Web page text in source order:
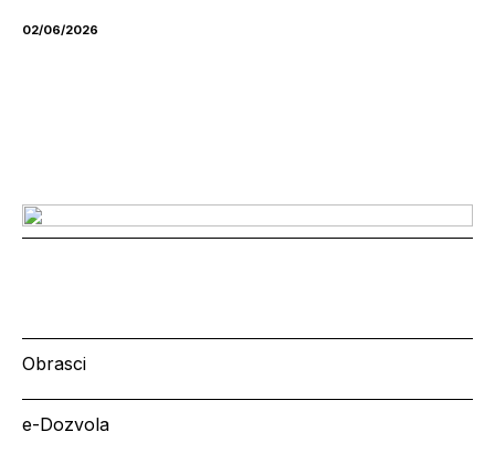
02/06/2026
Obrasci
e-Dozvola